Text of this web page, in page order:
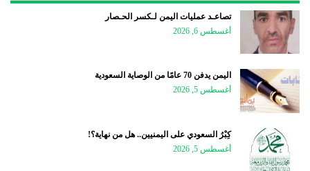
تصاعـد عمليات اليمن لـكسر الحـصار
أغسطس 6, 2026
اليمن يدفن 70 عامًا من الوصاية السعودية
أغسطس 5, 2026
كِبْرُ السعودي على اليمنيين.. هل من نهاية؟!
أغسطس 5, 2026